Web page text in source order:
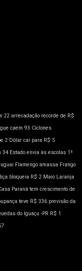
22 arrecadação recorde de R$
caem 93 Ciclones
2 Dólar cai para R$ 5
34 Estado envia às escolas 1ª
Flamengo amassa Frango
bloqueia R$ 2 Maio Laranja
Paraná tem crescimento de
teve R$ 336 previsão da
do Iguaçu -PR R$ 1